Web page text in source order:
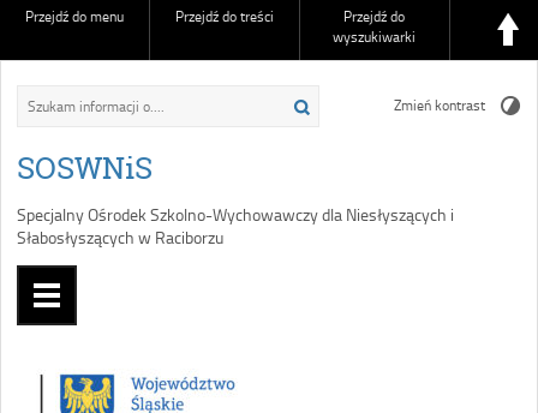
Przejdź do menu Przejdź do treści
Przejdź do
wyszukiwarki
SOSWNiS
Specjalny Ośrodek Szkolno-Wychowawczy dla Niesłyszących i
Słabosłyszących w Raciborzu
Zmień kontrast